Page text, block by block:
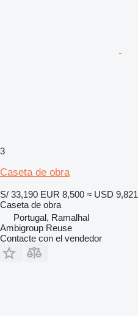
3
Caseta de obra
S/ 33,190 EUR 8,500 ≈ USD 9,821
Caseta de obra
Portugal, Ramalhal
Ambigroup Reuse
Contacte con el vendedor